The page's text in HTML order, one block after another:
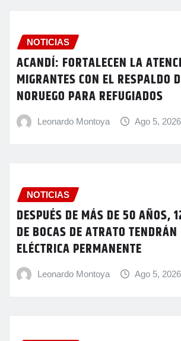
NOTICIAS
ACANDÍ: FORTALECEN LA
MIGRANTES CON EL RESPALDO
NORUEGO PARA REFUGIADOS
Leonardo Montoya Ago 5, 2026
NOTICIAS
DESPUÉS DE MÁS DE 50 AÑOS,
DE BOCAS DE ATRATO
ELÉCTRICA PERMANENTE
Leonardo Montoya Ago 5, 2026